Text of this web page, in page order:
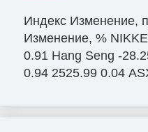
Индекс Изменение,
Изменение, %
0.91 Hang Seng -
0.94 2525.99 0.04